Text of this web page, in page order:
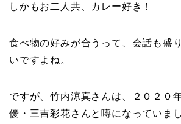
しかもお 二人共、カレー好き！
食べ物の好みが合うって、会話も盛
いですよね。
ですが、竹内涼真さんは、２０２０
優・三吉彩花さんと噂になっていまし